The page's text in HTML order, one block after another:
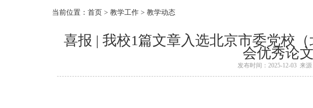
当前位置： 首页 > 教学工作 > 教学动态
喜报 | 我校1篇文章入选北京市委党校
会优秀论
发布时间：2025-12-03 来